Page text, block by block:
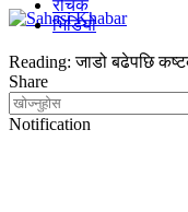
रोचक
भिडियो
Reading: जाडो बढेपछि
Share
Notification